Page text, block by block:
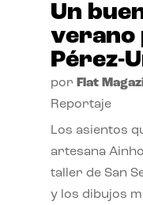
Un
verano
Pérez-
por Flat
Reportaje
Los asientos
artesana
taller de San
y los dibujos